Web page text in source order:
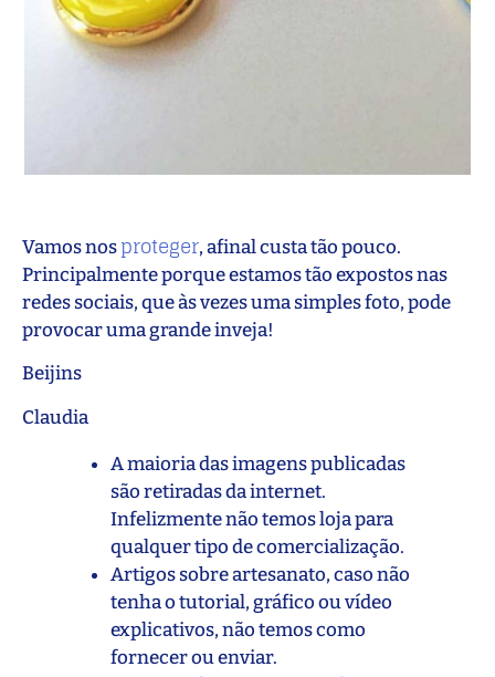
Vamos nosproteger, afinal custa tão pouco.
Principalmente porque estamos tão expostos nas
redes sociais, que às vezes uma simples foto, pode
provocar uma grande inveja!
Beijins
Claudia
A maioria das imagens publicadas
são retiradas da internet.
Infelizmente não temos loja para
qualquer tipo de comercialização.
Artigos sobre artesanato, caso não
tenha o tutorial, gráfico ou vídeo
explicativos, não temos como
fornecer ou enviar.